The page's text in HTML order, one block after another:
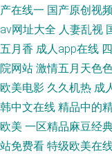
人人肏 超碰欧美碰 久草
韩精品一 影音先锋欧美
电影 在线影院av 超碰97
情五月天社区 欧美毛片网
产在线一 国产原创视
av网址大全 人妻乱视
五月香 成人app在线
院网站 激情五月天色
欧美电影 久久机热 成
韩中文在线 精品中的
欧美 一区精品麻豆经
站免费看 特级欧美在